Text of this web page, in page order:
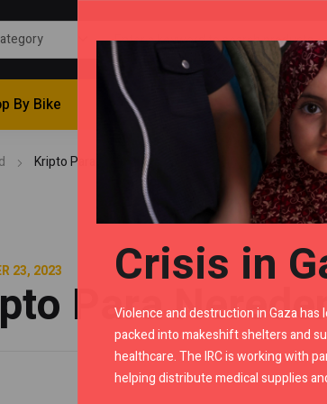
By Bike Riding Gears Royal Enfield
Kripto Para Nereden Alabilirim?
23, 2023
Para
Crisis in
Violence and destruction in Gaza
packed into makeshift shelters and
healthcare. The IRC is working with
helping distribute medical supplies